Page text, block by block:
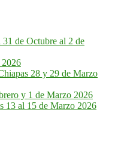
de Octubre al 2 de
2026
28 y 29 de Marzo
y 1 de Marzo 2026
13 al 15 de Marzo 2026